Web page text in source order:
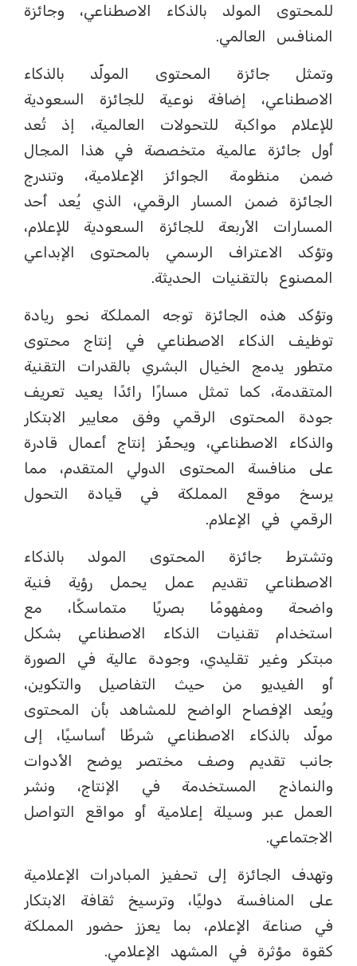
للمحتوى المولد بالذكاء الاصطناعي، وجائزة
المنافس العالمي.
وتمثل جائزة المحتوى المولّد بالذكاء
الاصطناعي، إضافة نوعية للجائزة السعودية
للإعلام مواكبة للتحولات العالمية، إذ تُعد
أول جائزة عالمية متخصصة في هذا المجال
ضمن منظومة الجوائز الإعلامية، وتندرج
الجائزة ضمن المسار الرقمي، الذي يُعد أحد
المسارات الأربعة للجائزة السعودية للإعلام،
وتؤكد الاعتراف الرسمي بالمحتوى الإبداعي
المصنوع بالتقنيات الحديثة.
وتؤكد هذه الجائزة توجه المملكة نحو ريادة
توظيف الذكاء الاصطناعي في إنتاج محتوى
متطور يدمج الخيال البشري بالقدرات التقنية
المتقدمة، كما تمثل مسارًا رائدًا يعيد تعريف
جودة المحتوى الرقمي وفق معايير الابتكار
والذكاء الاصطناعي، ويحفّز إنتاج أعمال قادرة
على منافسة المحتوى الدولي المتقدم، مما
يرسخ موقع المملكة في قيادة التحول
الرقمي في الإعلام.
وتشترط جائزة المحتوى المولد بالذكاء
الاصطناعي تقديم عمل يحمل رؤية فنية
واضحة ومفهومًا بصريًا متماسكًا، مع
استخدام تقنيات الذكاء الاصطناعي بشكل
مبتكر وغير تقليدي، وجودة عالية في الصورة
أو الفيديو من حيث التفاصيل والتكوين،
ويُعد الإفصاح الواضح للمشاهد بأن المحتوى
مولّد بالذكاء الاصطناعي شرطًا أساسيًا، إلى
جانب تقديم وصف مختصر يوضح الأدوات
والنماذج المستخدمة في الإنتاج، ونشر
العمل عبر وسيلة إعلامية أو مواقع التواصل
الاجتماعي.
وتهدف الجائزة إلى تحفيز المبادرات الإعلامية
على المنافسة دوليًا، وترسيخ ثقافة الابتكار
في صناعة الإعلام، بما يعزز حضور المملكة
كقوة مؤثرة في المشهد الإعلامي.